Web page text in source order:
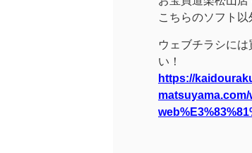
こちらのソフト
ウェブチラシに
い！
https://
matsuyama.com/